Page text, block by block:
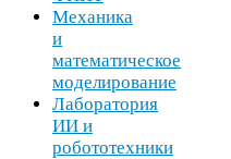
Механика
и
математическое
моделирование
Лаборатория
ИИ и
робототехники